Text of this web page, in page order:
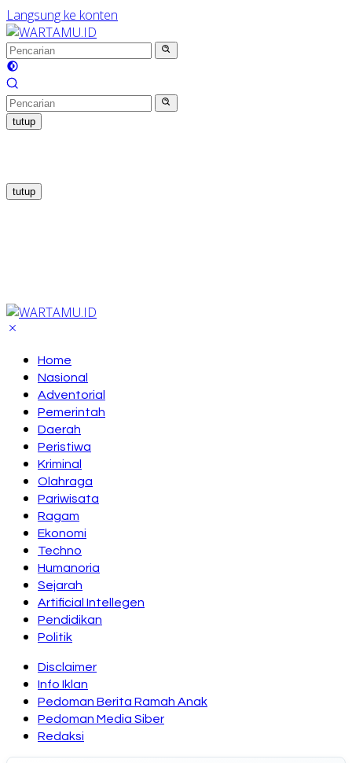
Langsung ke konten
tutup
tutup
Home
Nasional
Adventorial
Pemerintah
Daerah
Peristiwa
Kriminal
Olahraga
Pariwisata
Ragam
Ekonomi
Techno
Humanoria
Sejarah
Artificial Intellegen
Pendidikan
Politik
Disclaimer
Info Iklan
Pedoman Berita Ramah Anak
Pedoman Media Siber
Redaksi